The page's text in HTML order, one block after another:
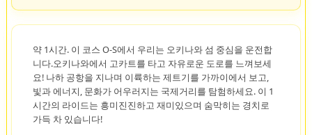
약 1시간. 이 코스 O-S에서 우리는 오키나와 섬 중심을 운전합
니다.오키나와에서 고카트를 타고 자유로운 도로를 느껴보세
요! 나하 공항을 지나며 이륙하는 제트기를 가까이에서 보고,
빛과 에너지, 문화가 어우러지는 국제거리를 탐험하세요. 이 1
시간의 라이드는 흥미진진하고 재미있으며 숨막히는 경치로
가득 차 있습니다!